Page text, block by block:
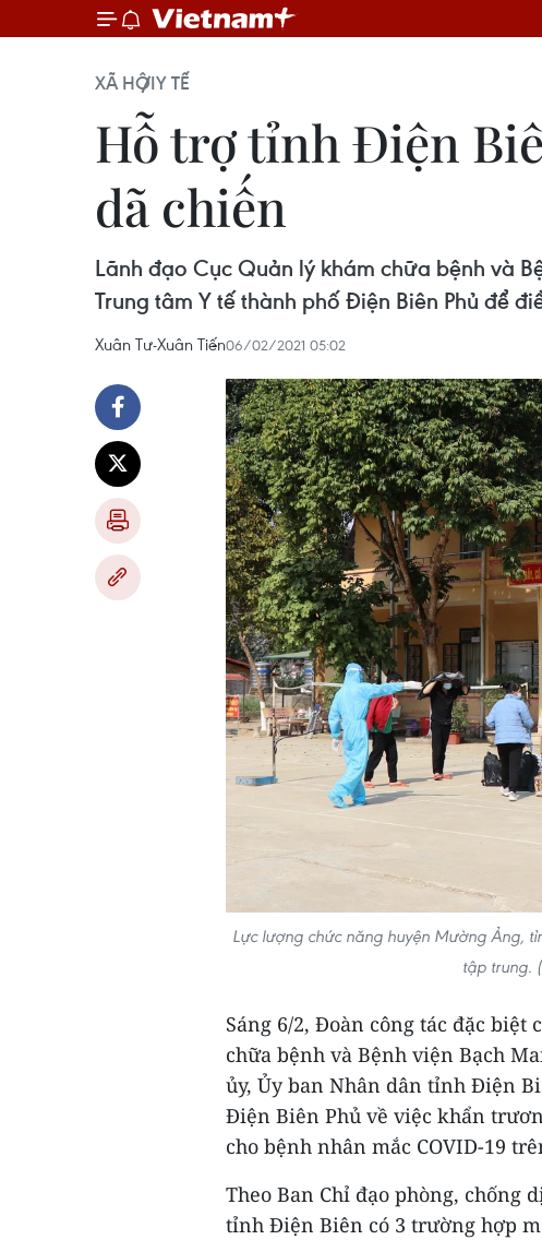
XÃ HỘIY TẾ
Hỗ trợ tỉnh Điện
dã chiến
Lãnh đạo Cục Quản lý khám chữa bệnh và
Trung tâm Y tế thành phố Điện Biên Phủ để
Xuân Tư-Xuân Tiến06/02/2021 05:02
Lực lượng chức năng huyện Mường Ảng,
tập trung.
Sáng 6/2, Đoàn công tác đặc biệt
chữa bệnh và Bệnh viện Bạch
ủy, Ủy ban Nhân dân tỉnh Điện
Điện Biên Phủ về việc khẩn
cho bệnh nhân mắc COVID-19
Theo Ban Chỉ đạo phòng, chống
tỉnh Điện Biên có 3 trường hợp